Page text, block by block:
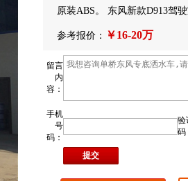
原装ABS。 东风新款D913驾
参考报价： ￥16-20万
留言
内
容：
手机
号
码：
验
码